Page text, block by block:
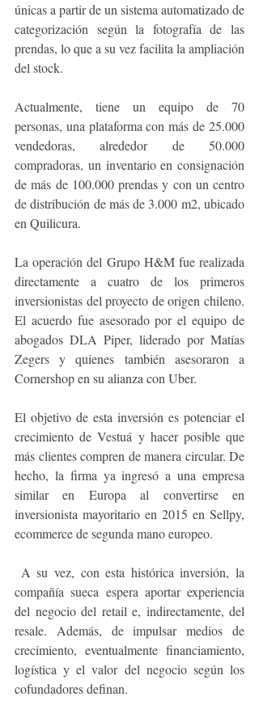
únicas a partir de un sistema automatizado de
categorización según la fotografía de las
prendas, lo que a su vez facilita la ampliación
del stock.
Actualmente, tiene un equipo de 70
personas, una plataforma con más de 25.000
vendedoras, alrededor de 50.000
compradoras, un inventario en consignación
de más de 100.000 prendas y con un centro
de distribución de más de 3.000 m2, ubicado
en Quilicura.
La operación del Grupo H&M fue realizada
directamente a cuatro de los primeros
inversionistas del proyecto de origen chileno.
El acuerdo fue asesorado por el equipo de
abogados DLA Piper, liderado por Matías
Zegers y quienes también asesoraron a
Cornershop en su alianza con Uber.
El objetivo de esta inversión es potenciar el
crecimiento de Vestuá y hacer posible que
más clientes compren de manera circular. De
hecho, la firma ya ingresó a una empresa
similar en Europa al convertirse en
inversionista mayoritario en 2015 en Sellpy,
ecommerce de segunda mano europeo.
compañía sueca espera aportar experiencia
del negocio del retail e, indirectamente, del
resale. Además, de impulsar medios de
crecimiento, eventualmente financiamiento,
logística y el valor del negocio según los
cofundadores definan.